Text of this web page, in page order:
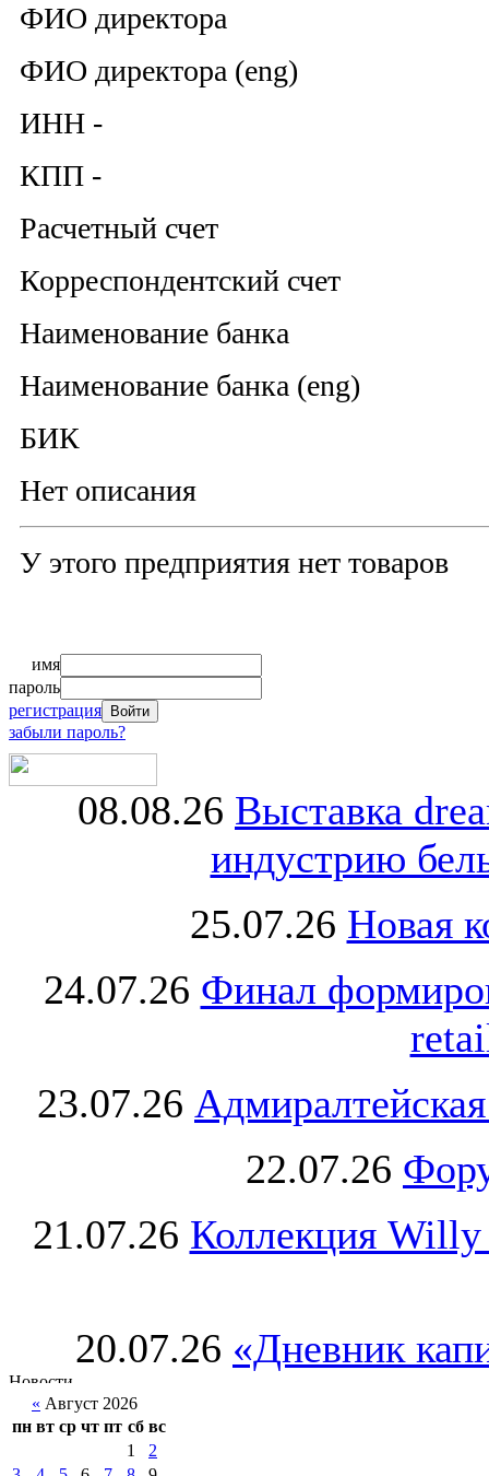
ФИО директора
ФИО директора (eng)
ИНН -
КПП -
Расчетный счет
Корреспондентский счет
Наименование банка
Наименование банка (eng)
БИК
Нет описания
У этого предприятия нет товаров
имя
пароль
регистрация
забыли пароль?
08.08.26 Выставка
индустрию
25.07.26 Новая
24.07.26 Финал
23.07.26
22.07.26
21.07.26 Коллекция Willy
20.07.26 «Дневник
« Август 2026
пн вт ср чт пт сб вс
1
2